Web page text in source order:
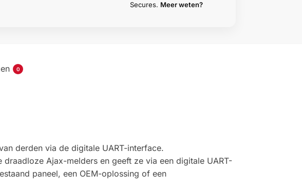
Secures. Meer weten?
0
derden via de digitale UART-interface.
Ajax-melders en geeft ze via een digitale UART-
paneel, een OEM-oplossing of een